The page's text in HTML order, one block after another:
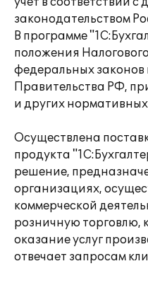
законодательством
В программе
положения
федеральных законов
Правительства РФ,
и других
Осуществлена
продукта
решение,
организациях,
коммерческой
розничную торговлю,
оказание услуг
отвечает запросам